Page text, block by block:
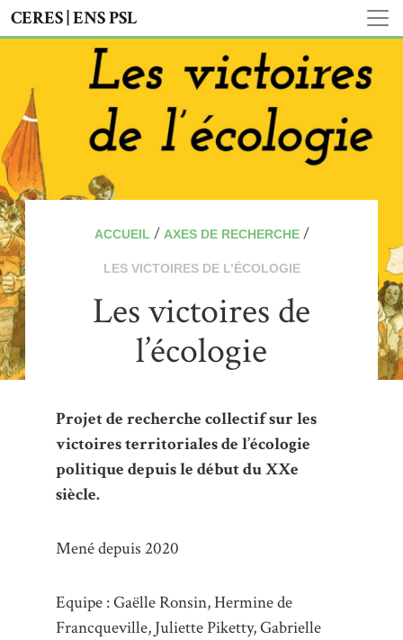
CERES | ENS PSL
ACCUEIL / AXES DE RECHERCHE/
LES VICTOIRES DE L’ÉCOLOGIE
Les victoires de
l’écologie
Projet de recherche collectif sur les
victoires territoriales de l’écologie
politique depuis le début du XXe
siècle.
Mené depuis 2020
Equipe : Gaëlle Ronsin, Hermine de
Francqueville, Juliette Piketty, Gabrielle